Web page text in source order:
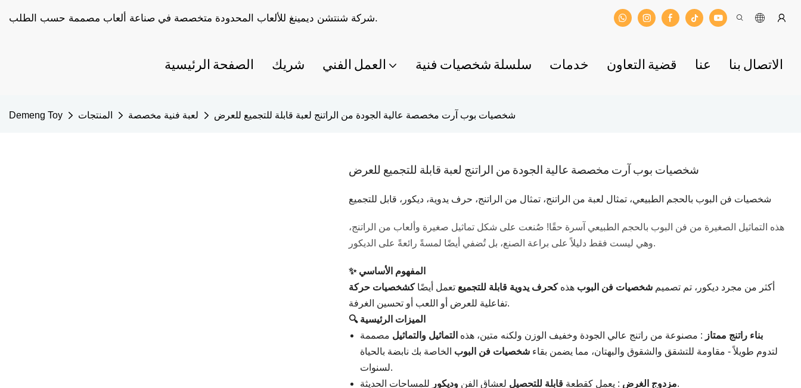
شركة شنتشن ديمينغ للألعاب المحدودة متخصصة في صناعة ألعاب مصممة حسب الطلب.
الصفحة الرئيسية شريك العمل الفني سلسلة شخصيات فنية خدمات قضية التعاون عنا الاتصال بنا
Demeng Toy المنتجات لعبة فنية مخصصة شخصيات بوب آرت مخصصة عالية الجودة من الراتنج لعبة قابلة للتجميع للعرض
شخصيات بوب آرت مخصصة عالية الجودة من الراتنج لعبة قابلة للتجميع للعرض
شخصيات فن البوب ​​بالحجم الطبيعي، تمثال لعبة من الراتنج، تمثال من الراتنج، حرف يدوية، ديكور، قابل للتجميع
هذه التماثيل الصغيرة من فن البوب ​​بالحجم الطبيعي آسرة حقًا! صُنعت على شكل تماثيل صغيرة وألعاب من الراتنج،
وهي ليست فقط دليلاً على براعة الصنع، بل تُضفي أيضًا لمسةً رائعةً على الديكور.
✨ المفهوم الأساسي
أكثر من مجرد ديكور، تم تصميم شخصيات فن البوب ​​هذهكحرف يدوية قابلة للتجميع تعمل أيضًاكشخصيات حركة
تفاعلية للعرض أو اللعب أو تحسين الغرفة.
🔍 الميزات الرئيسية
بناء راتنج ممتاز : مصنوعة من راتنج عالي الجودة وخفيف الوزن ولكنه متين، هذه التماثيل والتماثيل مصممة
لتدوم طويلاً - مقاومة للتشقق والشقوق والبهتان، مما يضمن بقاء شخصيات فن البوب ​​الخاصة بك نابضة بالحياة
لسنوات.
مزدوج الغرض ​: يعمل كقطعة قابلة للتحصيل لعشاق الفن وديكور للمساحات الحديثة.